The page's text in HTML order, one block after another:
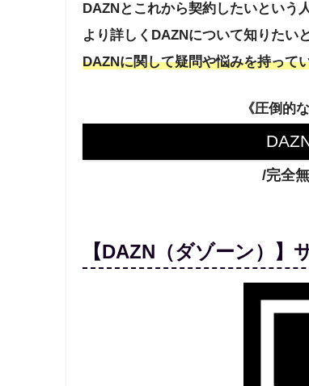
DAZNとこれから契約したいという人
より詳しくDAZN について知りたい
DAZNに関して疑問や悩みを持って
《圧倒的
/完全
【DAZN（ダゾーン）】